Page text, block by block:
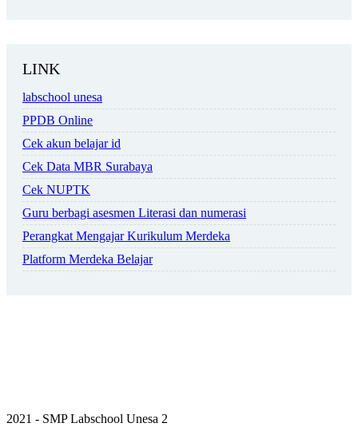
LINK
labschool unesa
PPDB Online
Cek akun belajar id
Cek Data MBR Surabaya
Cek NUPTK
Guru berbagi asesmen Literasi dan numerasi
Perangkat Mengajar Kurikulum Merdeka
Platform Merdeka Belajar
2021 - SMP Labschool Unesa 2